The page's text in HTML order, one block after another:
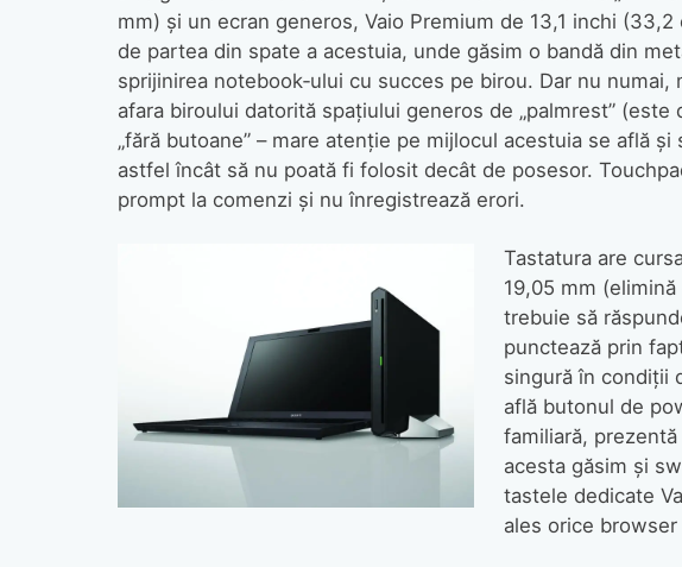
mm) şi un ecran generos, Vaio Premium de 13,1 inchi
de partea din spate a acestuia, unde găsim o bandă din
sprijinirea notebook‑ului cu succes pe birou. Dar nu
afara biroului datorită spaţiului generos de „palmrest”
„fără butoane” – mare atenţie pe mijlocul acestuia se află
astfel încât să nu poată fi folosit decât de posesor.
prompt la comenzi şi nu înregistrează erori.
Tastatura are
19,05 mm
trebuie să
punctează prin
singură în condiţii
află butonul de
familiară,
acesta găsim şi
tastele dedicate
ales orice